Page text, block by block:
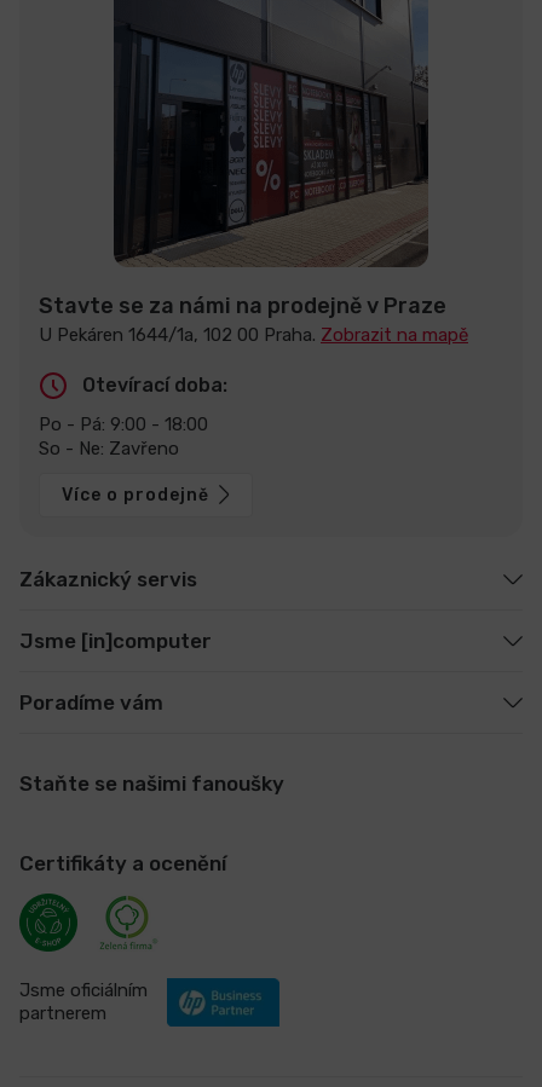
Stavte se za námi na prodejně v Praze
U Pekáren 1644/1a, 102 00 Praha. Zobrazit na mapě
Otevírací doba:
Po - Pá: 9:00 - 18:00
So - Ne: Zavřeno
Více o prodejně
Zákaznický servis
Jsme [in]computer
Poradíme vám
Staňte se našimi fanoušky
Certifikáty a ocenění
Jsme oficiálním
partnerem